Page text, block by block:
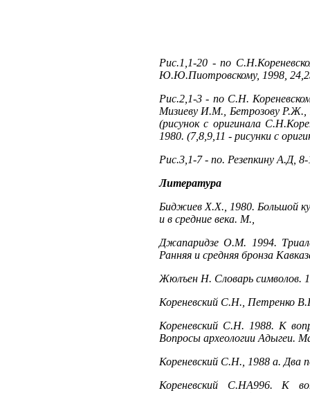
Рис.1,1-20 - по
Ю.Ю.Пиотровскому, 1998,
Рис.2,1-3 - по С.Н.
Мизиеву И.М., Бетрозову Р.Ж.,
(рисунок с оригинала
1980. (7,8,9,11 - рисунки с
Рис.3,1-7 - по. Резепкину А.Д,
Литература
Биджиев X.X., 1980. Большой
и в средние века. М.,
Джапаридзе О.М. 1994.
Ранняя и средняя бронза
Жюлъен Н. Словарь символов.
Кореневский С.Н., Петренко
Кореневский С.Н. 1988. К
Вопросы археологии Адыгеи.
Кореневский С.Н., 1988 а. Два
Кореневский С.НА996. К